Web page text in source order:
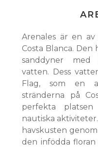
Arenales är en
Costa Blanca.
sanddyner
vatten. Dess
Flag, som en
stränderna på
perfekta
nautiska
havskusten
den infödda